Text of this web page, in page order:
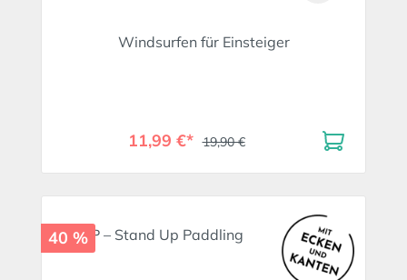
Windsurfen für Einsteiger
11,99 €* 19,90 €
40 %